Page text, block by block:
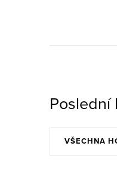
VŠECHNA